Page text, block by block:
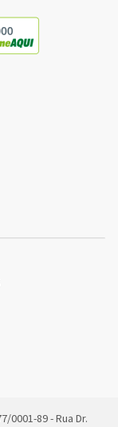
0001-89 - Rua Dr.